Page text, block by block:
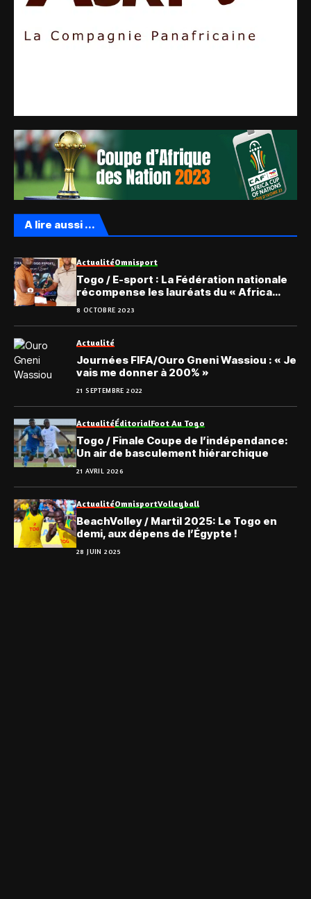
A lire aussi ...
ActualitéOmnisport
Togo / E-sport : La Fédération nationale
récompense les lauréats du « Africa
Game On »
8 OCTOBRE 2023
Actualité
Journées FIFA/Ouro Gneni Wassiou : « Je
vais me donner à 200% »
21 SEPTEMBRE 2022
ActualitéÉditorialFoot Au Togo
Togo / Finale Coupe de l’indépendance:
Un air de basculement hiérarchique
21 AVRIL 2026
ActualitéOmnisportVolleyball
BeachVolley / Martil 2025: Le Togo en
demi, aux dépens de l’Égypte !
28 JUIN 2025